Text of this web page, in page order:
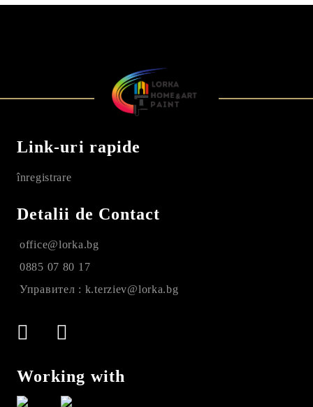
Link-uri rapide
înregistrare
Detalii de Contact
office@lorka.bg
0885 07 80 17
Управител : k.terziev@lorka.bg
Working with